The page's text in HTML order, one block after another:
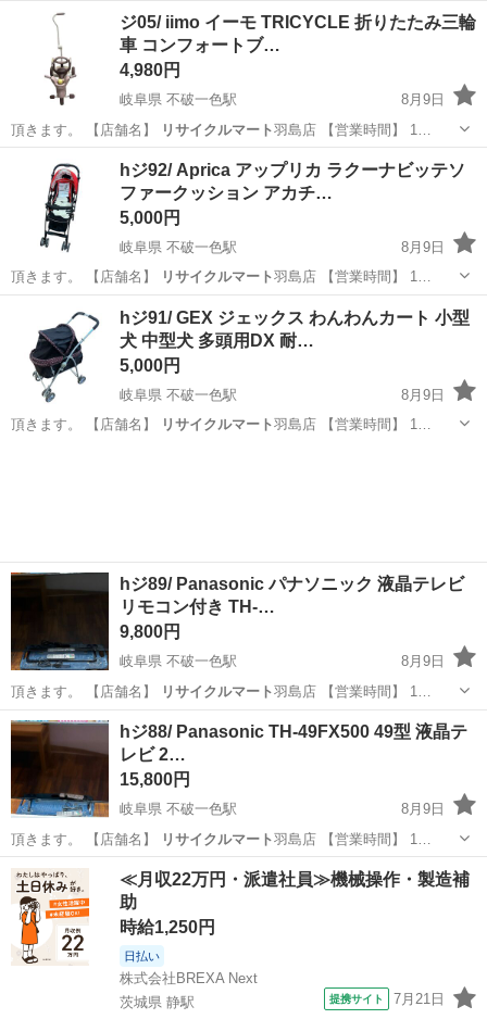
不破一色駅 アカチャンホンポ
ジ05/ iimo イーモ TRICYCLE 折りたたみ三輪
車 コンフォートブ…
4,980円
岐阜県 不破一色駅
8月9日
頂きます。 【店舗名】
リサイクルマート 羽島店 【営業時間】 1…
hジ92/ Aprica アップリカ ラクーナビッテソ
ファークッション アカチ…
5,000円
岐阜県 不破一色駅
8月9日
頂きます。 【店舗名】
リサイクルマート 羽島店 【営業時間】 1…
その他
hジ91/ GEX ジェックス わんわんカート 小型
犬 中型犬 多頭用DX 耐…
5,000円
岐阜県 不破一色駅
8月9日
頂きます。 【店舗名】
リサイクルマート 羽島店 【営業時間】 1…
hジ89/ Panasonic パナソニック 液晶テレビ
リモコン付き TH-…
9,800円
岐阜県 不破一色駅
8月9日
頂きます。 【店舗名】
リサイクルマート 羽島店 【営業時間】 1…
岐阜 羽島市
hジ88/ Panasonic TH-49FX500 49型 液晶テ
レビ 2…
15,800円
岐阜県 不破一色駅
8月9日
頂きます。 【店舗名】
リサイクルマート 羽島店 【営業時間】 1…
岐阜 羽島市 不破一色駅 テレビ
≪月収22万円・派遣社員≫機械操作・製造補
助
時給1,250円
日払い
株式会社BREXA Next
茨城県 静駅
提携サイト 7月21日